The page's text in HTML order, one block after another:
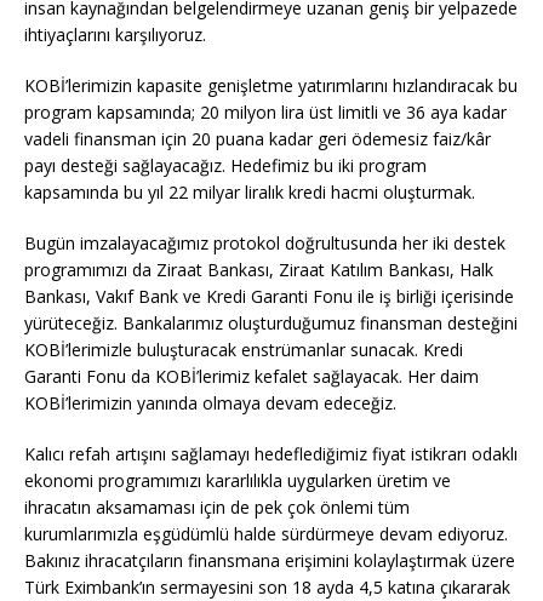
insan kaynağından belgelendirmeye uzanan geniş bir yelpazede
ihtiyaçlarını karşılıyoruz.
KOBİ’lerimizin kapasite genişletme yatırımlarını hızlandıracak bu
program kapsamında; 20 milyon lira üst limitli ve 36 aya kadar
vadeli finansman için 20 puana kadar geri ödemesiz faiz/kâr
payı desteği sağlayacağız. Hedefimiz bu iki program
kapsamında bu yıl 22 milyar liralık kredi hacmi oluşturmak.
Bugün imzalayacağımız protokol doğrultusunda her iki destek
programımızı da Ziraat Bankası, Ziraat Katılım Bankası, Halk
Bankası, Vakıf Bank ve Kredi Garanti Fonu ile iş birliği içerisinde
yürüteceğiz. Bankalarımız oluşturduğumuz finansman desteğini
KOBİ’lerimizle buluşturacak enstrümanlar sunacak. Kredi
Garanti Fonu da KOBİ’lerimiz kefalet sağlayacak. Her daim
KOBİ’lerimizin yanında olmaya devam edeceğiz.
Kalıcı refah artışını sağlamayı hedeflediğimiz fiyat istikrarı odaklı
ekonomi programımızı kararlılıkla uygularken üretim ve
ihracatın aksamaması için de pek çok önlemi tüm
kurumlarımızla eşgüdümlü halde sürdürmeye devam ediyoruz.
Bakınız ihracatçıların finansmana erişimini kolaylaştırmak üzere
Türk Eximbank’ın sermayesini son 18 ayda 4,5 katına çıkararak